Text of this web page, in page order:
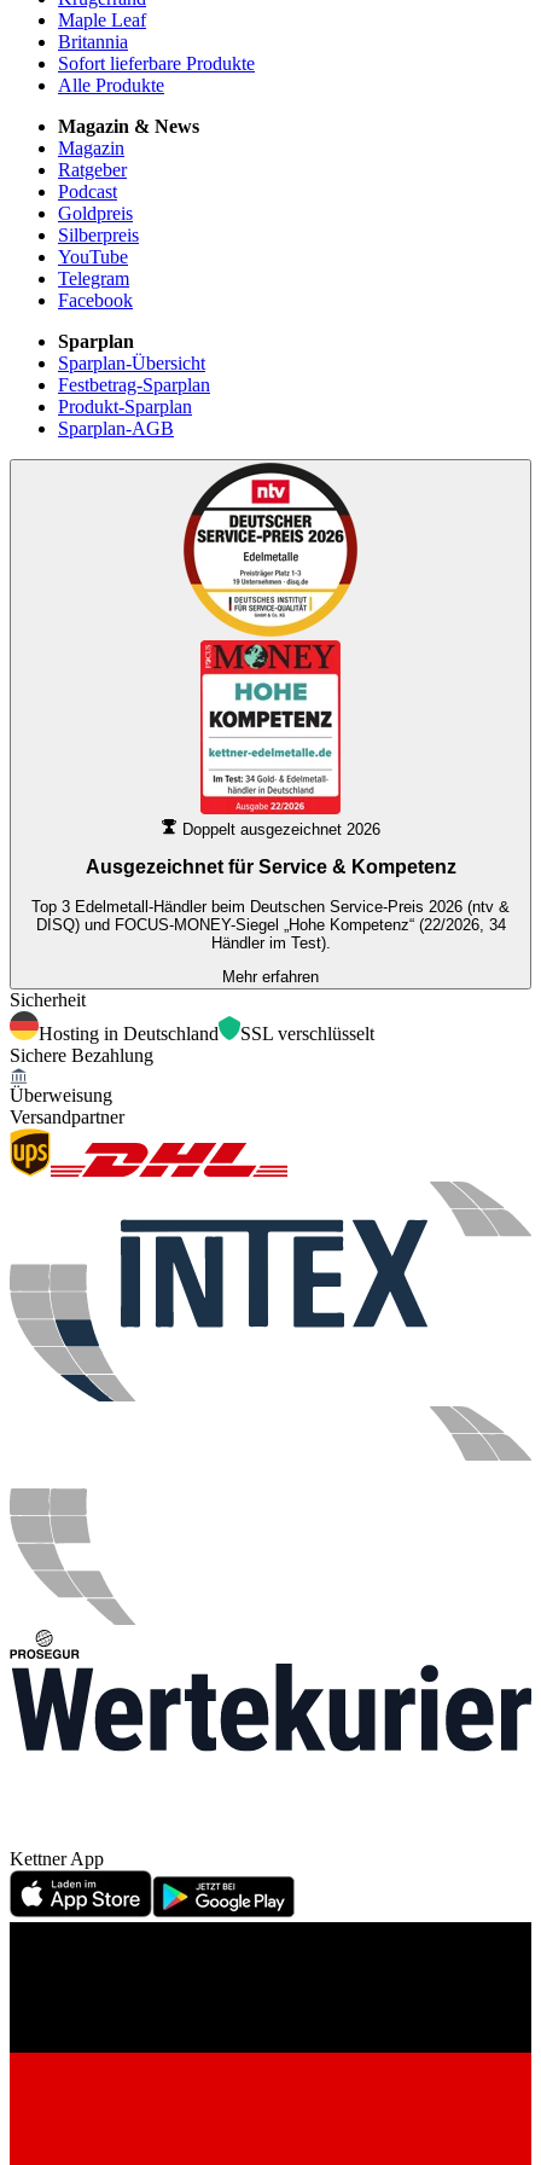
Maple Leaf
Britannia
Sofort lieferbare Produkte
Alle Produkte
Magazin & News
Magazin
Ratgeber
Podcast
Goldpreis
Silberpreis
YouTube
Telegram
Facebook
Sparplan
Sparplan-Übersicht
Festbetrag-Sparplan
Produkt-Sparplan
Sparplan-AGB
Doppelt ausgezeichnet 2026
Ausgezeichnet für Service & Kompetenz
Top 3 Edelmetall-Händler beim Deutschen Service-Preis 2026 (ntv &
DISQ) und FOCUS-MONEY-Siegel „Hohe Kompetenz“ (22/2026, 34
Händler im Test).
Mehr erfahren
Sicherheit
Hosting in Deutschland
SSL verschlüsselt
Sichere Bezahlung
Überweisung
Versandpartner
Kettner App